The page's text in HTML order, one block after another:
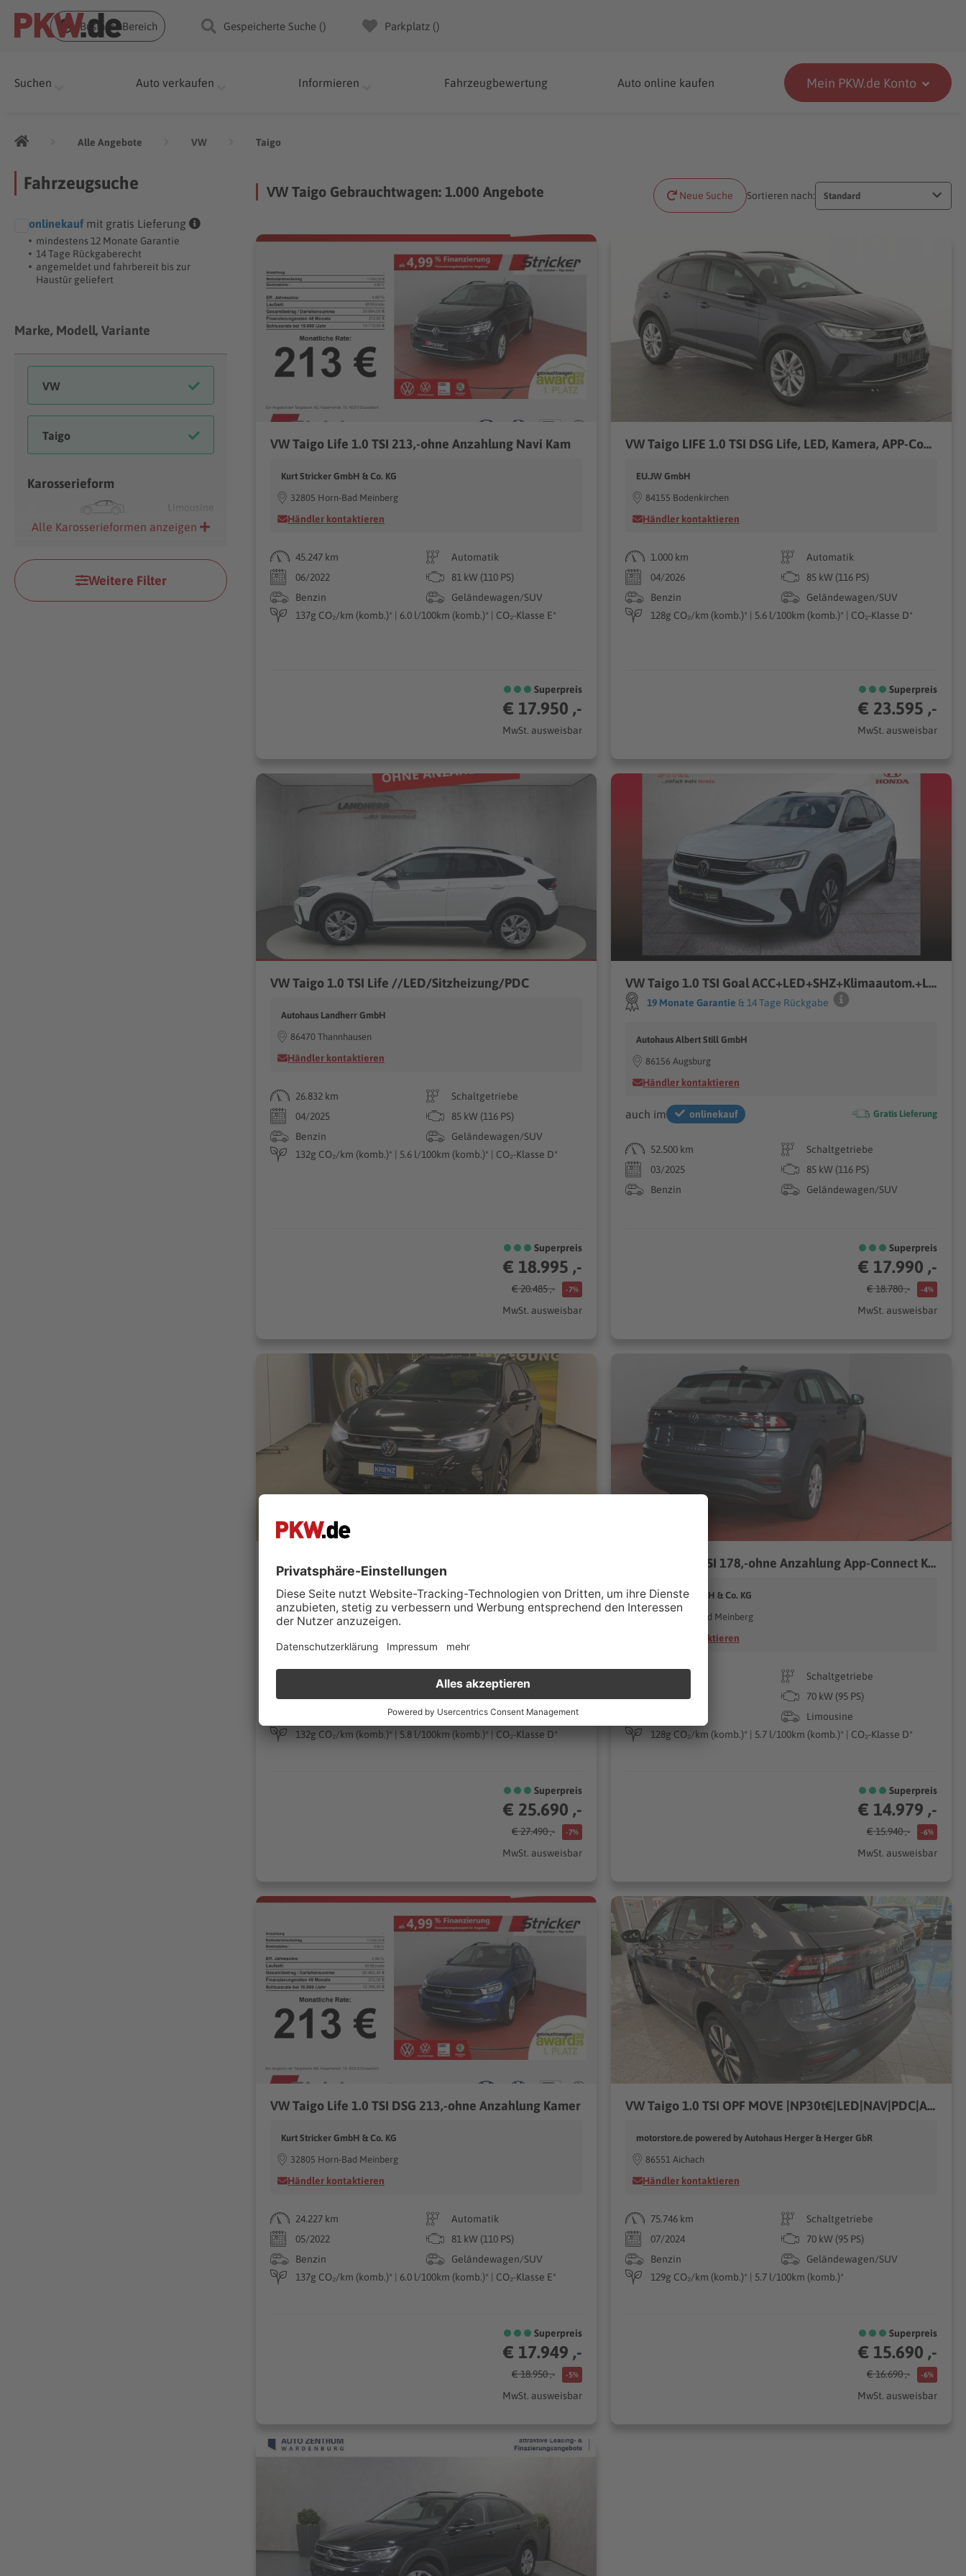
Business Bereich Gespeicherte Suche () Parkplatz ()
Suchen Auto verkaufen Informieren Fahrzeugbewertung Auto online kaufen Mein PKW.de Konto
Alle Angebote VW Taigo
Fahrzeugsuche
onlinekauf mit gratis Lieferung
mindestens 12 Monate Garantie
14 Tage Rückgaberecht
angemeldet und fahrbereit bis zur
Haustür geliefert
Marke, Modell, Variante
Karosserieform
Limousine
Alle Karosserieformen anzeigen
Weitere Filter
VW Taigo Gebrauchtwagen: 1.000 Angebote Neue Suche Sortieren nach: Standard
VW Taigo Life 1.0 TSI 213,-ohne Anzahlung Navi Kam
Kurt Stricker GmbH & Co. KG
32805 Horn-Bad Meinberg
Händler kontaktieren
45.247 km
Automatik
06/2022
81 kW (110 PS)
Benzin
Geländewagen/SUV
137g CO₂/km (komb.)* | 6.0 l/100km (komb.)* | CO₂-Klasse E*
Superpreis
€ 17.950 ,-
MwSt. ausweisbar
VW Taigo LIFE 1.0 TSI DSG Life, LED, Kamera, APP-Connect, Winter, 17-Zoll 85kW (116PS), Automatik, Frontantrieb
EU.JW GmbH
84155 Bodenkirchen
Händler kontaktieren
1.000 km
Automatik
04/2026
85 kW (116 PS)
Benzin
Geländewagen/SUV
128g CO₂/km (komb.)* | 5.6 l/100km (komb.)* | CO₂-Klasse D*
Superpreis
€ 23.595 ,-
MwSt. ausweisbar
VW Taigo 1.0 TSI Life //LED/Sitzheizung/PDC
Autohaus Landherr GmbH
86470 Thannhausen
Händler kontaktieren
26.832 km
Schaltgetriebe
04/2025
85 kW (116 PS)
Benzin
Geländewagen/SUV
132g CO₂/km (komb.)* | 5.6 l/100km (komb.)* | CO₂-Klasse D*
Superpreis
€ 18.995 ,-
€ 20.485 ,- -7%
MwSt. ausweisbar
VW Taigo 1.0 TSI Goal ACC+LED+SHZ+Klimaautom.+LM
19 Monate Garantie & 14 Tage Rückgabe
Autohaus Albert Still GmbH
86156 Augsburg
Händler kontaktieren
auch im onlinekauf Gratis Lieferung
52.500 km
Schaltgetriebe
03/2025
85 kW (116 PS)
Benzin
Geländewagen/SUV
Superpreis
€ 17.990 ,-
€ 18.780 ,- -4%
MwSt. ausweisbar
KRENZ Autoservice GmbH
33100 Paderborn
Geländewagen/SUV
132g CO₂/km (komb.)* | 5.8 l/100km (komb.)* | CO₂-Klasse D*
Superpreis
€ 25.690 ,-
€ 27.490 ,- -7%
MwSt. ausweisbar
VW Taigo 1.0TSI 178,-ohne Anzahlung App-Connect Kom
Kurt Stricker GmbH & Co. KG
32805 Horn-Bad Meinberg
Händler kontaktieren
Schaltgetriebe
70 kW (95 PS)
Limousine
128g CO₂/km (komb.)* | 5.7 l/100km (komb.)* | CO₂-Klasse D*
Superpreis
€ 14.979 ,-
€ 15.940 ,- -6%
MwSt. ausweisbar
VW Taigo Life 1.0 TSI DSG 213,-ohne Anzahlung Kamer
Kurt Stricker GmbH & Co. KG
32805 Horn-Bad Meinberg
Händler kontaktieren
24.227 km
Automatik
05/2022
81 kW (110 PS)
Benzin
Geländewagen/SUV
137g CO₂/km (komb.)* | 6.0 l/100km (komb.)* | CO₂-Klasse E*
Superpreis
€ 17.949 ,-
€ 18.950 ,- -5%
MwSt. ausweisbar
VW Taigo 1.0 TSI OPF MOVE |NP30t€|LED|NAV|PDC|APPLE
motorstore.de powered by Autohaus Herger & Herger GbR
86551 Aichach
Händler kontaktieren
75.746 km
Schaltgetriebe
07/2024
70 kW (95 PS)
Benzin
Geländewagen/SUV
129g CO₂/km (komb.)* | 5.7 l/100km (komb.)*
Superpreis
€ 15.690 ,-
€ 16.690 ,- -6%
MwSt. ausweisbar